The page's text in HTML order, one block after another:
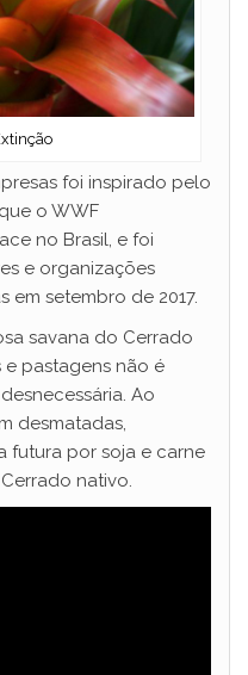
foi inspirado pelo
o WWF
no Brasil, e foi
e organizações
em setembro de 2017.
savana do Cerrado
​​e pastagens não é
Ao
desmatadas,
futura por soja e carne
nativo.